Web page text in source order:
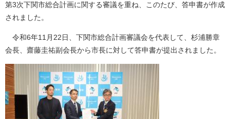
第3次下関市総合計画に関する審議を重ね、このたび、答申書が作成
されました。
令和6年11月22日、下関市総合計画審議会を代表して、杉浦勝章
会長、齋藤圭祐副会長から市長に対して答申書が提出されました。